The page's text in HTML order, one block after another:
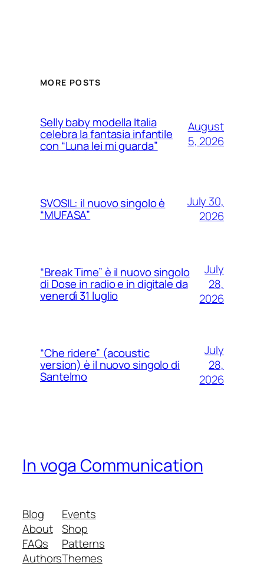
MORE POSTS
Selly baby modella Italia
celebra la fantasia infantile
con “Luna lei mi guarda”
August
5, 2026
SVOSIL: il nuovo singolo è
“MUFASA”
July 30,
2026
“Break Time” è il nuovo singolo
di Dose in radio e in digitale da
venerdì 31 luglio
July
28,
2026
“Che ridere” (acoustic
version) è il nuovo singolo di
Santelmo
July
28,
2026
In voga Communication
Blog
About
FAQs
Authors
Events
Shop
Patterns
Themes